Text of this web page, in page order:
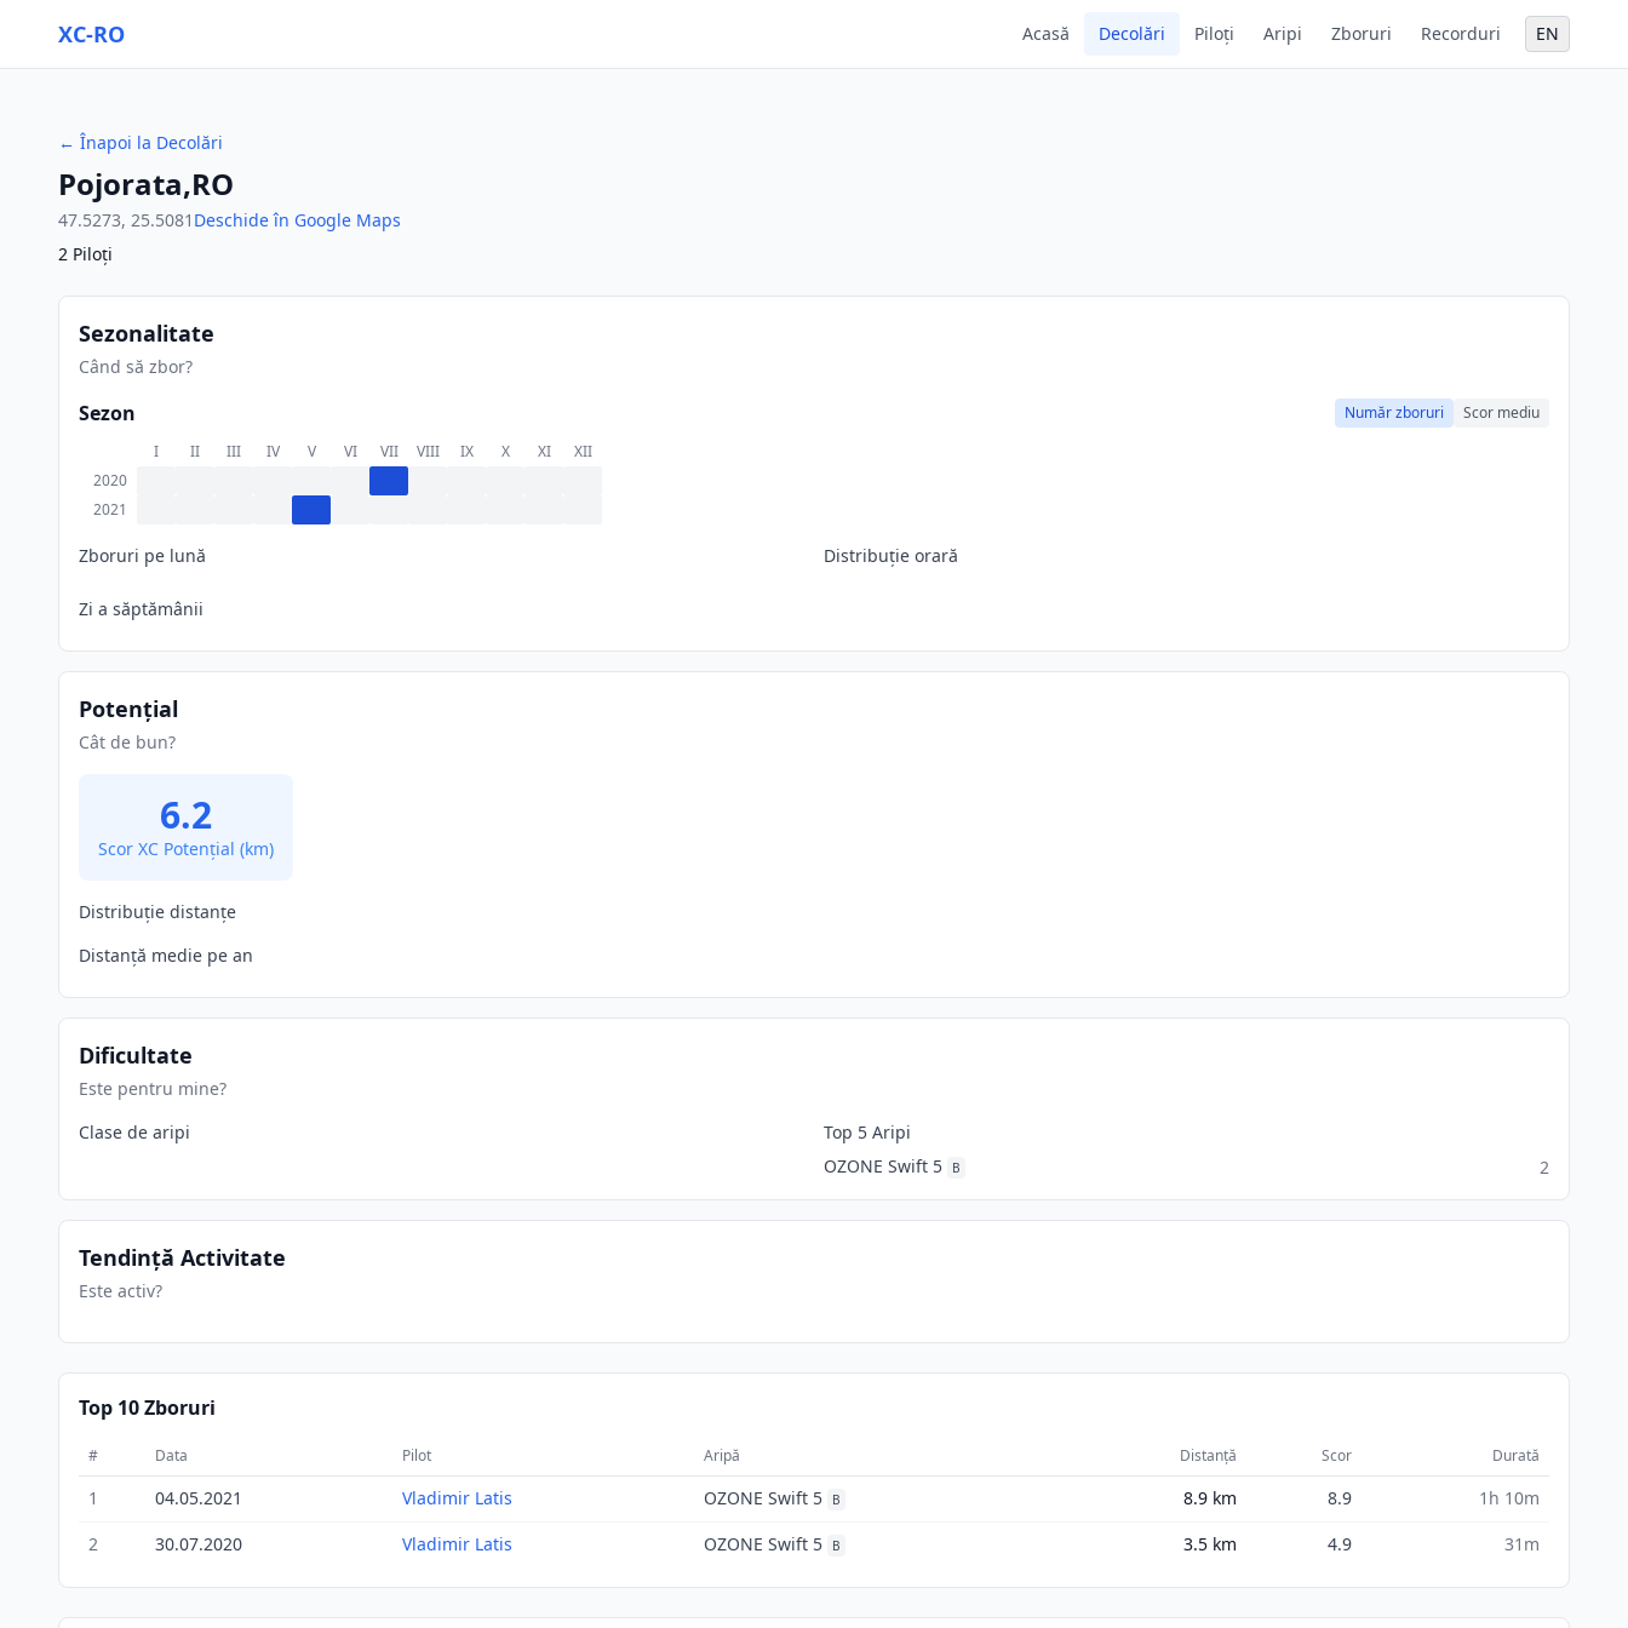
XC-RO Acasă Decolări Piloți Aripi Zboruri Recorduri EN
← Înapoi la Decolări
Pojorata,RO
47.5273, 25.5081 Deschide în Google Maps
2 Piloți
Sezonalitate
Când să zbor?
Sezon Număr zboruri
Scor mediu
I
II III IV V VI VII VIII IX X XI
XII
2020
2021
Zboruri pe lună Distribuție orară
Zi a săptămânii
Potențial
Cât de bun?
6.2
Scor XC Potențial (km)
Distribuție distanțe
Distanță medie pe an
Dificultate
Este pentru mine?
Clase de aripi
Top 5 Aripi
OZONE Swift 5
B 2
Tendință Activitate
Este activ?
Top 10 Zboruri
# Data Pilot Aripă Distanță Scor Durată
1 04.05.2021 Vladimir Latis OZONE Swift 5 B 8.9 km 8.9
1h 10m
2
30.07.2020 Vladimir Latis OZONE Swift 5 B 3.5 km 4.9 31m